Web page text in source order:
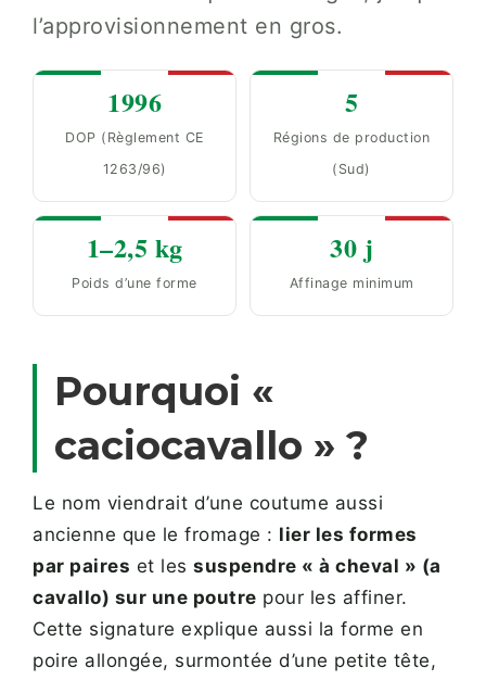
l’approvisionnement en gros.
1996
DOP (Règlement CE
1263/96)
5
Régions de production
(Sud)
1–2,5 kg
Poids d’une forme
30 j
Affinage minimum
Pourquoi «
caciocavallo » ?
Le nom viendrait d’une coutume aussi
ancienne que le fromage : lier les formes
par paires et les suspendre « à cheval » (a
cavallo) sur une poutre pour les affiner.
Cette signature explique aussi la forme en
poire allongée, surmontée d’une petite tête,